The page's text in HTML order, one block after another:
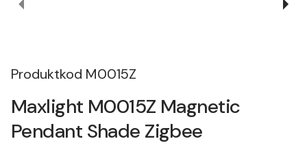
Produktkod M0015Z
Maxlight M0015Z Magnetic
Pendant Shade Zigbee